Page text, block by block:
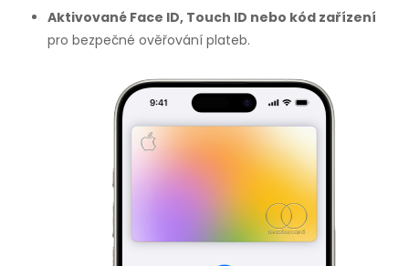
Aktivované Face ID, Touch ID nebo kód zařízení
pro bezpečné ověřování plateb.